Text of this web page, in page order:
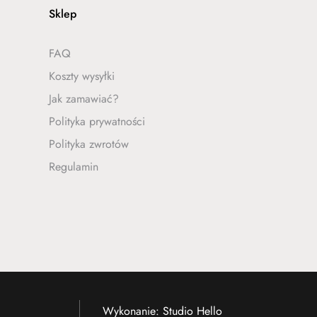
Sklep
FAQ
Koszty wysyłki
Jak zamawiać?
Polityka prywatności
Polityka zwrotów
Regulamin
Wykonanie: Studio Hello